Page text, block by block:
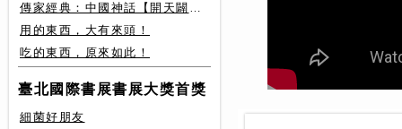
傳家經典：中國神話【開天闢地篇】盤古、女媧還有奇珍異獸
用的東西，大有來頭！
吃的東西，原來如此！
臺北國際書展書展大獎首獎
細菌好朋友